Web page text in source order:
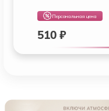
Персональная цена
510 ₽